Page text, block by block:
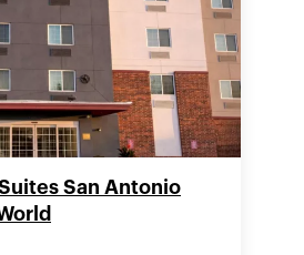
San Antonio